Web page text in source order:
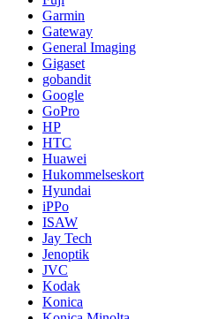
Garmin
Gateway
General Imaging
Gigaset
gobandit
Google
GoPro
HP
HTC
Huawei
Hukommelseskort
Hyundai
iPPo
ISAW
Jay Tech
Jenoptik
JVC
Kodak
Konica